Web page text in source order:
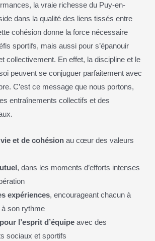
la vraie richesse du Puy-en-
dans la qualité des liens tissés entre
cohésion donne la force nécessaire
sportifs, mais aussi pour s’épanouir
collectivement. En effet, la discipline et le
peuvent se conjuguer parfaitement avec
C’est ce message que nous portons,
entraînements collectifs et des
et de cohésion au cœur des valeurs
, dans les moments d’efforts intenses
expériences, encourageant chacun à
son rythme
l’esprit d’équipe avec des
sociaux et sportifs